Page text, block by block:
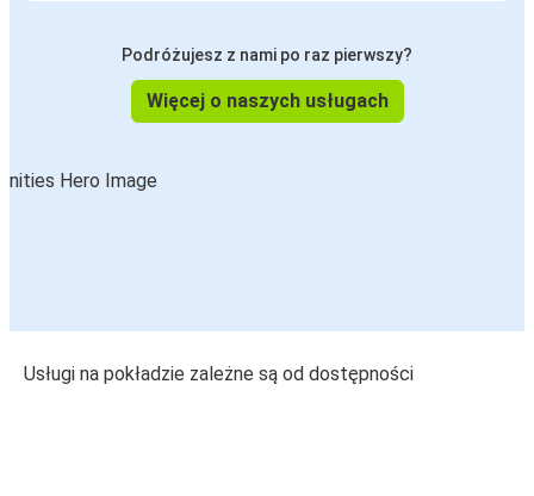
Podróżujesz z nami po raz pierwszy?
Więcej o naszych usługach
Usługi na pokładzie zależne są od dostępności